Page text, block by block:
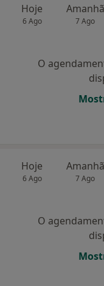
Hoje
6 Ago
Amanhã
7 Ago
O
Hoje
6 Ago
Amanhã
7 Ago
O